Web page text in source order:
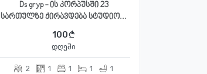
Ds gryp - ის კორპუსში 23
სართულზე ქირავდება სტუდიო...
100
დღეში
2 1 1 1 1